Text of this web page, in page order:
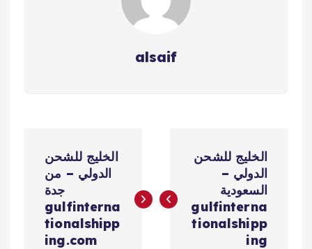
الدولي بالإمارات - الفارس
alsaif
ص
الخليج للشحن
الدولي –
السعودية
gulfinterna
tionalshipp
ing
الخليج للشحن
الدولي – من
جدة
gulfinterna
tionalshipp
ing.com